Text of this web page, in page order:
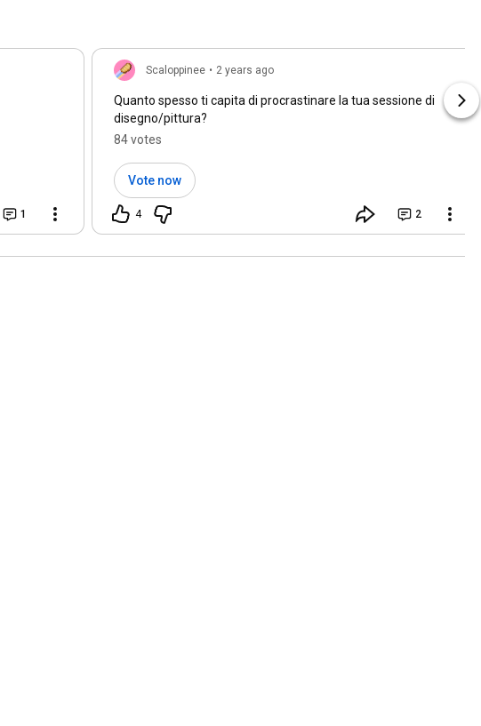
1
Scaloppinee • 2 years ago
Quanto spesso ti capita di procrastinare la tua sessione di
disegno/pittura?
84 votes
Vote now
4 2